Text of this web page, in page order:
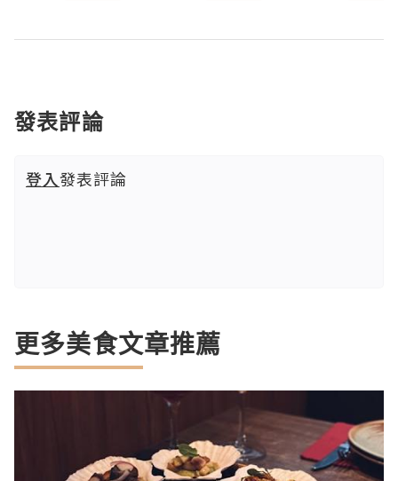
發表評論
登入發表評論
更多美食文章推薦